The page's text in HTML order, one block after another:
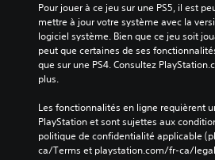
Pour jouer à ce jeu sur une PS5, il est
mettre à jour votre système avec la
logiciel système. Bien que ce jeu soit
peut que certaines de ses
que sur une PS4. Consultez
plus.
Les fonctionnalités en ligne requièrent
PlayStation et sont sujettes aux
politique de confidentialité applicable
ca/Terms et playstation.com/fr-ca/